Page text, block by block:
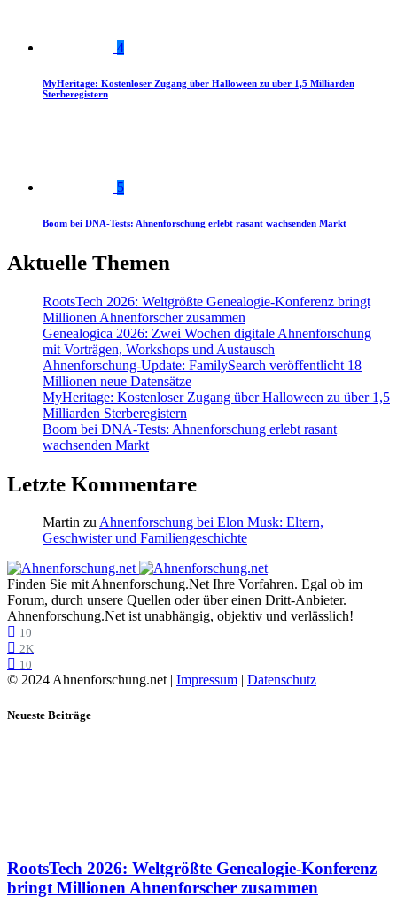
4
MyHeritage: Kostenloser Zugang über Halloween zu über 1,5 Milliarden
Sterberegistern
5
Boom bei DNA-Tests: Ahnenforschung erlebt rasant wachsenden Markt
Aktuelle Themen
RootsTech 2026: Weltgrößte Genealogie-Konferenz bringt
Millionen Ahnenforscher zusammen
Genealogica 2026: Zwei Wochen digitale Ahnenforschung
mit Vorträgen, Workshops und Austausch
Ahnenforschung-Update: FamilySearch veröffentlicht 18
Millionen neue Datensätze
MyHeritage: Kostenloser Zugang über Halloween zu über 1,5
Milliarden Sterberegistern
Boom bei DNA-Tests: Ahnenforschung erlebt rasant
wachsenden Markt
Letzte Kommentare
Martin zu Ahnenforschung bei Elon Musk: Eltern,
Geschwister und Familiengeschichte
Finden Sie mit Ahnenforschung.Net Ihre Vorfahren. Egal ob im
Forum, durch unsere Quellen oder über einen Dritt-Anbieter.
Ahnenforschung.Net ist unabhängig, objektiv und verlässlich!
10
2K
10
© 2024 Ahnenforschung.net | Impressum | Datenschutz
Neueste Beiträge
RootsTech 2026: Weltgrößte Genealogie-Konferenz
bringt Millionen Ahnenforscher zusammen